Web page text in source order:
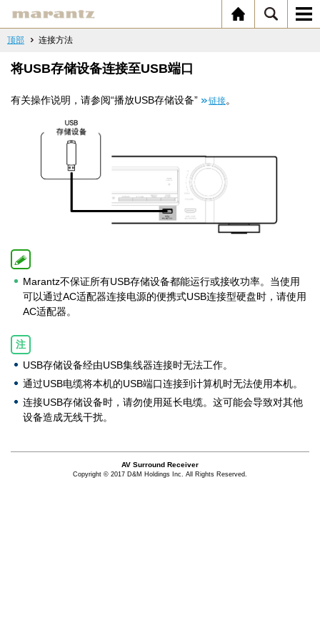
顶部 连接方法
将USB存储设备连接至USB端口
有关操作说明，请参阅“播放USB存储设备” 链接。
Marantz不保证所有USB存储设备都能运行或接收功率。当使用
可以通过AC适配器连接电源的便携式USB连接型硬盘时，请使用
AC适配器。
注
USB存储设备经由USB集线器连接时无法工作。
通过USB电缆将本机的USB端口连接到计算机时无法使用本机。
连接USB存储设备时，请勿使用延长电缆。这可能会导致对其他
设备造成无线干扰。
AV Surround Receiver
Copyright © 2017 D&M Holdings Inc. All Rights Reserved.